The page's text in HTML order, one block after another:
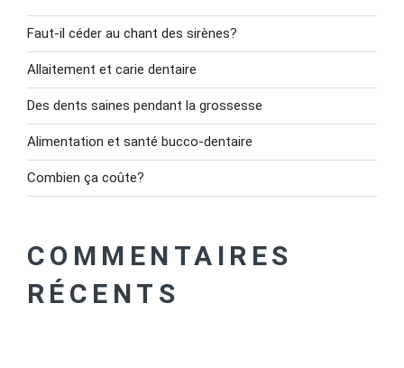
Faut-il céder au chant des sirènes?
Allaitement et carie dentaire
Des dents saines pendant la grossesse
Alimentation et santé bucco-dentaire
Combien ça coûte?
COMMENTAIRES
RÉCENTS